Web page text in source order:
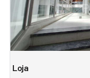
Loja